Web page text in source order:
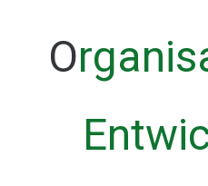
Organisation für